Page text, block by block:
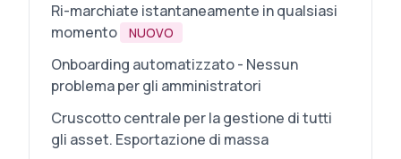
Ri-marchiate istantaneamente in qualsiasi
momento
NUOVO
Onboarding automatizzato - Nessun
problema per gli amministratori
Cruscotto centrale per la gestione di tutti
gli asset. Esportazione di massa